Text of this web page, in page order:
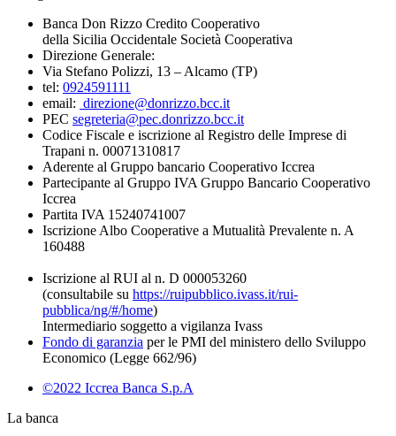
Banca Don Rizzo Credito Cooperativo
della Sicilia Occidentale Società Cooperativa
Direzione Generale:
Via Stefano Polizzi, 13 – Alcamo (TP)
tel: 0924591111
email: direzione@donrizzo.bcc.it
PEC segreteria@pec.donrizzo.bcc.it
Codice Fiscale e iscrizione al Registro delle Imprese di
Trapani n. 00071310817
Aderente al Gruppo bancario Cooperativo Iccrea
Partecipante al Gruppo IVA Gruppo Bancario Cooperativo
Iccrea
Partita IVA 15240741007
Iscrizione Albo Cooperative a Mutualità Prevalente n. A
160488
Iscrizione al RUI al n. D 000053260
(consultabile su https://ruipubblico.ivass.it/rui-
pubblica/ng/#/home)
Intermediario soggetto a vigilanza Ivass
Fondo di garanzia per le PMI del ministero dello Sviluppo
Economico (Legge 662/96)
©2022 Iccrea Banca S.p.A
La banca